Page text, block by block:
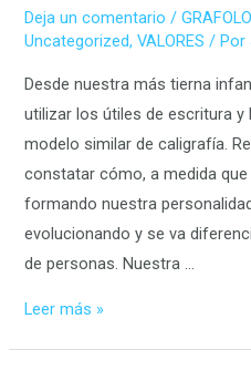
Deja un comentario /
Uncategorized,VALORES / Por
Desde nuestra más tierna
utilizar los útiles de escritura
modelo similar de caligrafía.
constatar cómo, a medida
formando nuestra
evolucionando y se va
de personas. Nuestra …
somos…
Leer más »